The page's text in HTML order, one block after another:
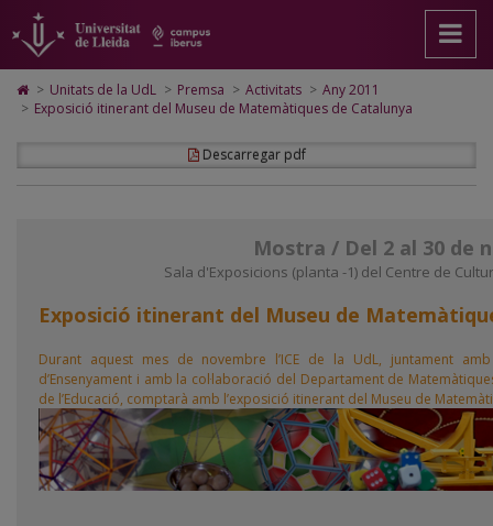
Premsa
pàgina
principal.
Universitat
Lleida
contingut
principal
Mapa
Web.
Universitat
Cerca
Accessibilitat.
Universitat
Lleida
Icono
de
ir
a
> Unitats de la UdL > Premsa > Activitats > Any 2011
> Exposició itinerant del Museu de Matemàtiques de Catalunya
Descarregar pdf
Mostra / Del 2 al 30 de
Sala d'Exposicions (planta -1) del Centre de
Exposició itinerant del Museu de
Durant aquest mes de novembre l’ICE de la UdL, juntament amb
d’Ensenyament i amb la col·laboració del Departament de
de l’Educació, comptarà amb l’exposició itinerant del Museu de